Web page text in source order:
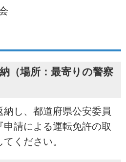
（場所：最寄りの警察
し、都道府県公安委員
請による運転免許の取
ください。